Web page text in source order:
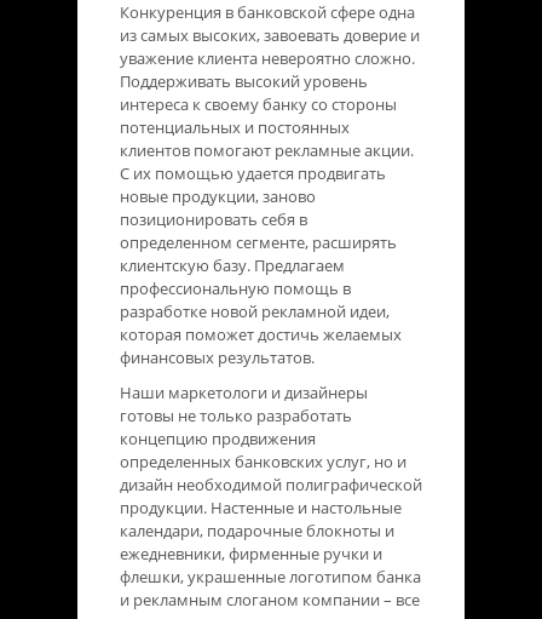
Конкуренция в банковской сфере одна
из самых высоких, завоевать доверие и
уважение клиента невероятно сложно.
Поддерживать высокий уровень
интереса к своему банку со стороны
потенциальных и постоянных
клиентов помогают рекламные акции.
С их помощью удается продвигать
новые продукции, заново
позиционировать себя в
определенном сегменте, расширять
клиентскую базу. Предлагаем
профессиональную помощь в
разработке новой рекламной идеи,
которая поможет достичь желаемых
финансовых результатов.
Наши маркетологи и дизайнеры
готовы не только разработать
концепцию продвижения
определенных банковских услуг, но и
дизайн необходимой полиграфической
продукции. Настенные и настольные
календари, подарочные блокноты и
ежедневники, фирменные ручки и
флешки, украшенные логотипом банка
и рекламным слоганом компании – все